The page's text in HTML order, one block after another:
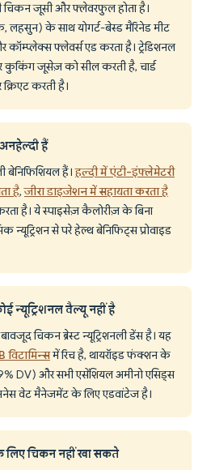
चिकन जूसी और फ्लेवरफुल होता है।
लहसुन) के साथ योगर्ट-बेस्ड मैरिनेड मीट
कॉम्प्लेक्स फ्लेवर्स एड करता है। ट्रेडिशनल
कुकिंग जूसेज़ को सील करती है, चार्ड
क्रिएट करती है।
हैं
बेनिफिशियल हैं।हल्दी में एंटी-इंफ्लेमेटरी
है,जीरा डाइजेशन में सहायता करता है
है। ये स्पाइसेज़ कैलोरीज़ के बिना
से परे हेल्थ बेनिफिट्स प्रोवाइड
न्यूट्रिशनल वैल्यू नहीं है
चिकन ब्रेस्ट न्यूट्रिशनली डेंस है। यह
विटामिन्समें रिच है, थायरॉइड फंक्शन के
DV) और सभी एसेंशियल अमीनो एसिड्स
वेट मैनेजमेंट के लिए एडवांटेज है।
चिकन नहीं खा सकते